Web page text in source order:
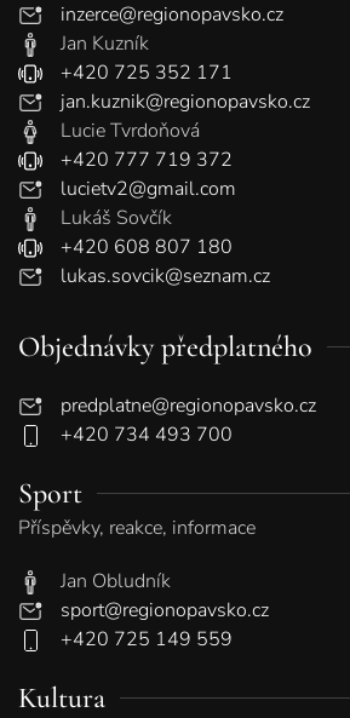
inzerce@regionopavsko.cz
Jan Kuzník
+420 725 352 171
jan.kuznik@regionopavsko.cz
Lucie Tvrdoňová
+420 777 719 372
lucietv2@gmail.com
Lukáš Sovčík
+420 608 807 180
lukas.sovcik@seznam.cz
Objednávky předplatného
predplatne@regionopavsko.cz
+420 734 493 700
Sport
Příspěvky, reakce, informace
Jan Obludník
sport@regionopavsko.cz
+420 725 149 559
Kultura